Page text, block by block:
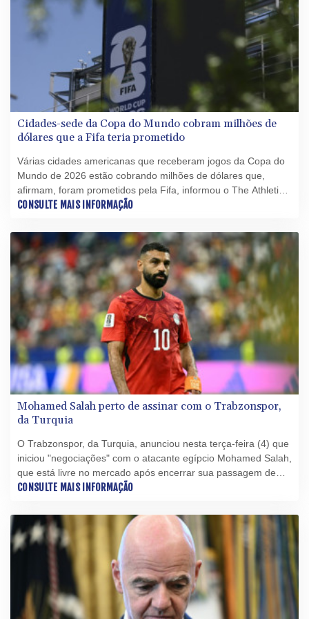
Cidades-sede da Copa do Mundo cobram milhões de
dólares que a Fifa teria prometido
Várias cidades americanas que receberam jogos da Copa do
Mundo de 2026 estão cobrando milhões de dólares que,
afirmam, foram prometidos pela Fifa, informou o The Athletic
nesta terça-feira (4).
CONSULTE MAIS INFORMAÇÃO
Mohamed Salah perto de assinar com o Trabzonspor,
da Turquia
O Trabzonspor, da Turquia, anunciou nesta terça-feira (4) que
iniciou "negociações" com o atacante egípcio Mohamed Salah,
que está livre no mercado após encerrar sua passagem de
nove temporadas pelo Liverpool.
CONSULTE MAIS INFORMAÇÃO